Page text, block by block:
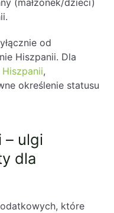
od
Hiszpanii. Dla
,
określenie statusu
– ulgi
dla
które